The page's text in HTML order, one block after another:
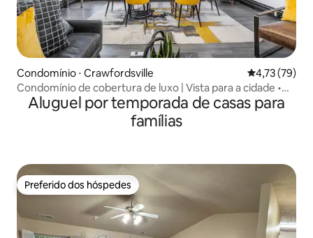
Condomínio ⋅ Crawfordsville 4,73 de uma
4,73 (79)
Condomínio de cobertura de luxo | Vista para a cidade •
Estacionamento • Lareira
Aluguel por temporada de casas para
famílias
Preferido dos hóspedes
Preferido dos hóspedes